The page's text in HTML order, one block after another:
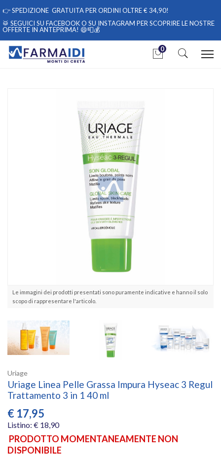
👉SPEDIZIONE GRATUITA PER ORDINI OLTRE € 34,90!
🥁 SEGUICI SU FACEBOOKO SU INSTAGRAM PER SCOPRIRE LE NOSTRE
OFFERTE IN ANTEPRIMA! 😄📮💰
0
Le immagini dei prodotti presentati sono puramente indicative e hanno il solo
scopo di rappresentare l'articolo.
Uriage
Uriage Linea Pelle Grassa Impura Hyseac 3 Regul
Trattamento 3 in 1 40 ml
€ 17,95
Listino: € 18,90
PRODOTTO MOMENTANEAMENTE NON
DISPONIBILE